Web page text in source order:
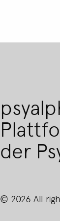
der
© 2026 All